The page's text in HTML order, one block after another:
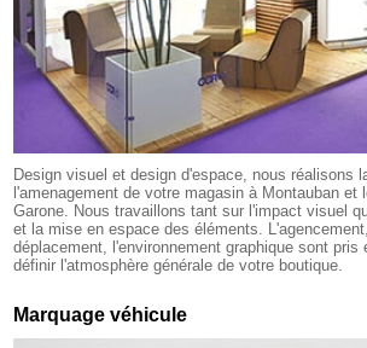
Design visuel et design d'espace, nous réalisons
l'amenagement de votre magasin à Montauban et
Garone. Nous travaillons tant sur l'impact visuel
et la mise en espace des éléments.
déplacement, l'environnement graphique sont pris
définir l'atmosphère générale de votre boutique.
Marquage véhicule